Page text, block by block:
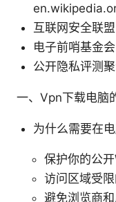
互联网安全联
电子前哨基金
公开隐私评测
一、Vpn下载电脑
为什么需要在
保护你的公
访问区域受
避免浏览商